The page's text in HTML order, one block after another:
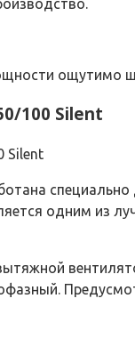
ощутимо
100 Silent
одним из